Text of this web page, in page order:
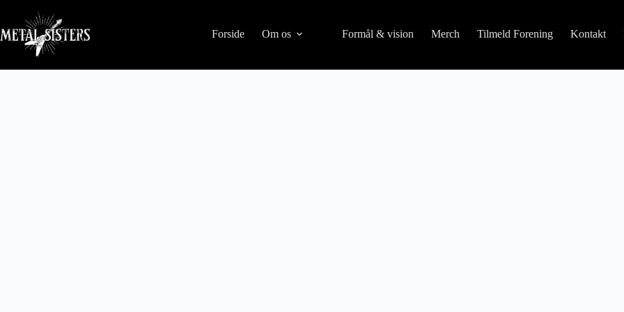
Forside Om os Formål & vision Merch Tilmeld Forening Kontakt